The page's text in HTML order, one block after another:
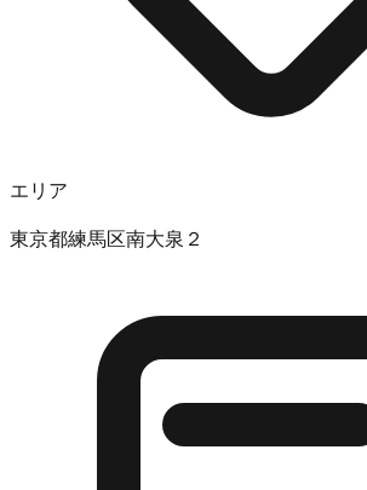
エリア
東京都練馬区南大泉２